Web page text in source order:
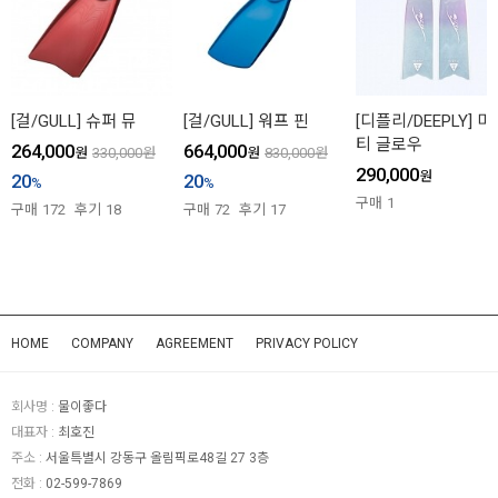
[걸/GULL] 슈퍼 뮤
264,000원 330,000원
20%
구매 172 후기 18
[걸/GULL] 워프 핀
664,000원 830,000원
20%
구매 72 후기 17
[디플리/DEEPLY] 미
티 글로우
290,000원
구매 1
HOME COMPANY AGREEMENT PRIVACY POLICY
회사명 : 물이좋다
대표자 : 최호진
주소 : 서울특별시 강동구 올림픽로48길 27 3층
전화 : 02-599-7869